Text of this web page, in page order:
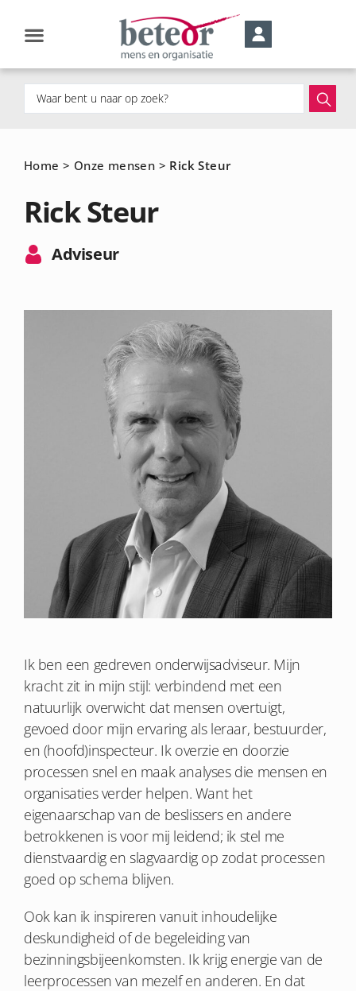
Home > Onze mensen > Rick Steur
Rick Steur
Adviseur
Ik ben een gedreven onderwijsadviseur. Mijn
kracht zit in mijn stijl: verbindend met een
natuurlijk overwicht dat mensen overtuigt,
gevoed door mijn ervaring als leraar, bestuurder,
en (hoofd)inspecteur. Ik overzie en doorzie
processen snel en maak analyses die mensen en
organisaties verder helpen. Want het
eigenaarschap van de beslissers en andere
betrokkenen is voor mij leidend; ik stel me
dienstvaardig en slagvaardig op zodat processen
goed op schema blijven.
Ook kan ik inspireren vanuit inhoudelijke
deskundigheid of de begeleiding van
bezinningsbijeenkomsten. Ik krijg energie van de
leerprocessen van mezelf en anderen. En dat